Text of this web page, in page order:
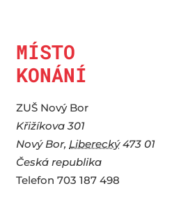
MÍSTO
KONÁNÍ
ZUŠ Nový Bor
Křižíkova 301
Nový Bor, Liberecký 473 01
Česká republika
Telefon 703 187 498